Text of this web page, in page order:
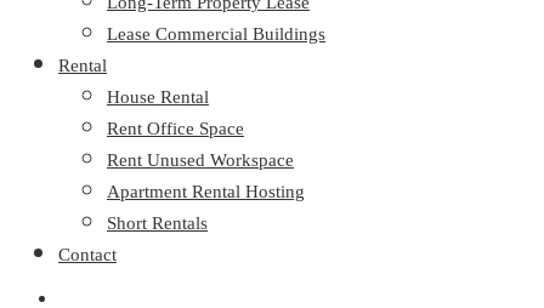
Lease Commercial Buildings
Rental
House Rental
Rent Office Space
Rent Unused Workspace
Apartment Rental Hosting
Short Rentals
Contact